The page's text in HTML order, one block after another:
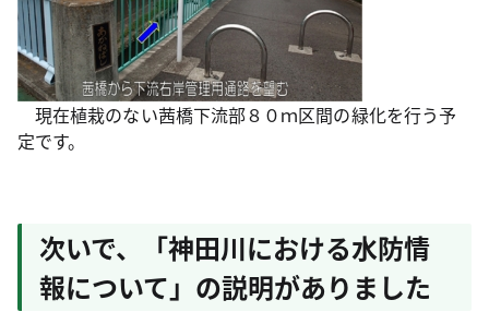
現在植栽のない茜橋下流部８０ｍ区間の緑化を行う予
定です。
次いで、「神田川における水防情
報について」の説明がありました